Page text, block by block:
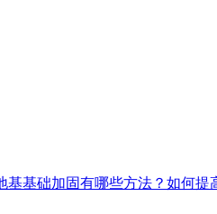
基基础加固有哪些方法？如何提